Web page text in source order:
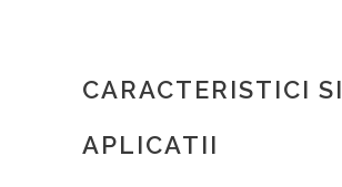
CARACTERISTICI SI
APLICATII